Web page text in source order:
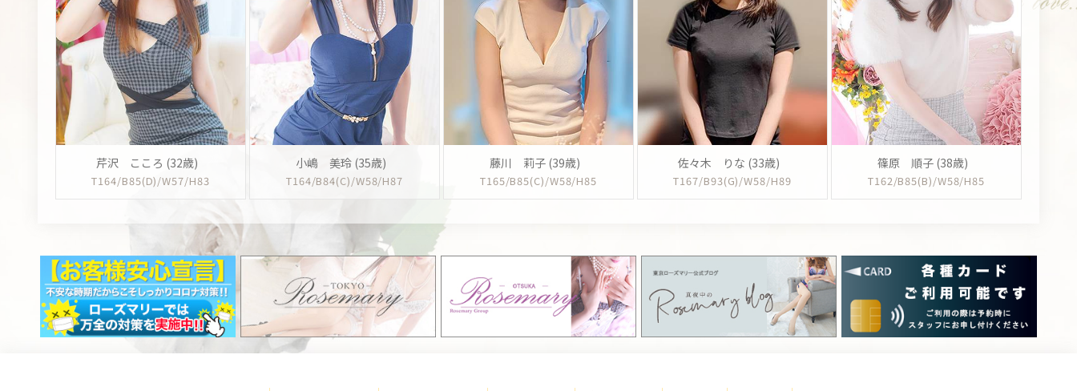
芹沢 こころ (32歳)
T164/B85(D)/W57/H83
小嶋 美玲 (35歳)
T164/B84(C)/W58/H87
藤川 莉子 (39歳)
T165/B85(C)/W58/H85
佐々木 りな (33歳)
T167/B93(G)/W58/H89
篠原 順子 (38歳)
T162/B85(B)/W58/H85